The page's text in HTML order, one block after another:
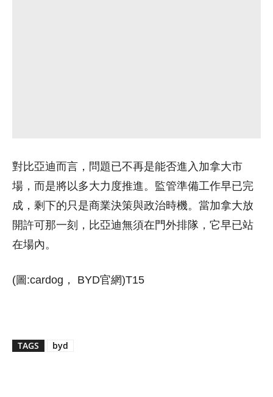
對比亞迪而言，問題已不再是能否進入加拿大市
場，而是將以多大力度推進。監管準備工作早已完
成，剩下的只是商業決策與政治時機。當加拿大放
開許可那一刻，比亞迪無須在門外排隊，它早已站
在場內。
(圖:cardog， BYD官網)T15
TAGS byd